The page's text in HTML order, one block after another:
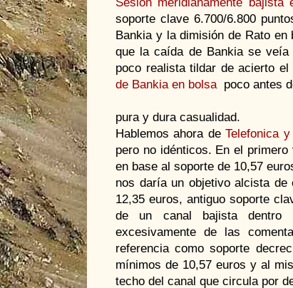
soporte clave 6.700/6.800
Bankia y la dimisión de Rato
que la caída de Bankia se
poco realista tildar de acierto
de Bankia en bolsa poco antes
pura y dura casualidad.
Hablemos ahora deTelefonica
pero no idénticos. En el
en base al soporte de 10,57
nos daría un objetivo alcista
12,35 euros, antiguo soporte
de un canal bajista dentro
excesivamente de las
referencia como soporte
mínimos de 10,57 euros y al
techo del canal que circula por